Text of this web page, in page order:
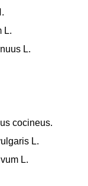
L.
L.
cocineus.
L.
L.